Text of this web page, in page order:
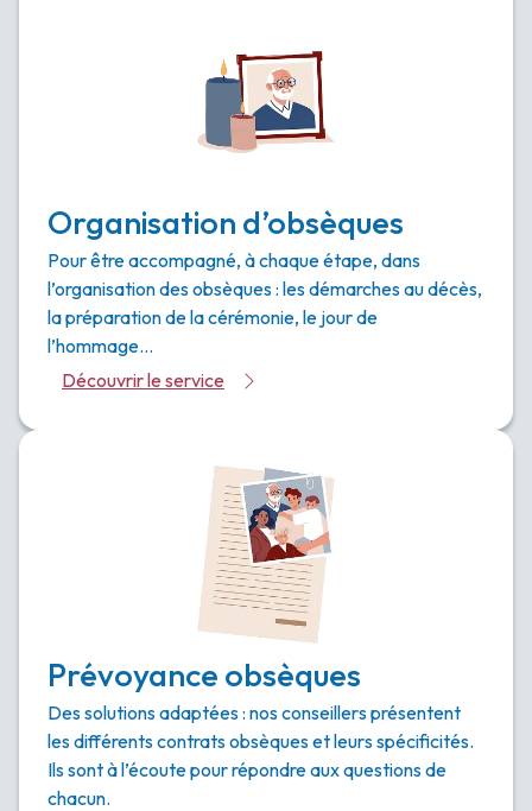
Organisation d’obsèques
Pour être accompagné, à chaque étape, dans
l’organisation des obsèques : les démarches au décès,
la préparation de la cérémonie, le jour de
l’hommage…
Découvrir le service
Prévoyance obsèques
Des solutions adaptées : nos conseillers présentent
les différents contrats obsèques et leurs spécificités.
Ils sont à l’écoute pour répondre aux questions de
chacun.